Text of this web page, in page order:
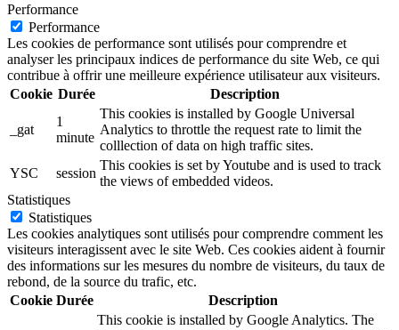
Performance
Performance
Les cookies de performance sont utilisés pour comprendre et
analyser les principaux indices de performance du site Web, ce qui
contribue à offrir une meilleure expérience utilisateur aux visiteurs.
Cookie Durée Description
_gat
1
minute
This cookies is installed by Google Universal
Analytics to throttle the request rate to limit the
colllection of data on high traffic sites.
YSC
session
This cookies is set by Youtube and is used to track
the views of embedded videos.
Statistiques
Statistiques
Les cookies analytiques sont utilisés pour comprendre comment les
visiteurs interagissent avec le site Web. Ces cookies aident à fournir
des informations sur les mesures du nombre de visiteurs, du taux de
rebond, de la source du trafic, etc.
Cookie Durée Description
This cookie is installed by Google Analytics. The